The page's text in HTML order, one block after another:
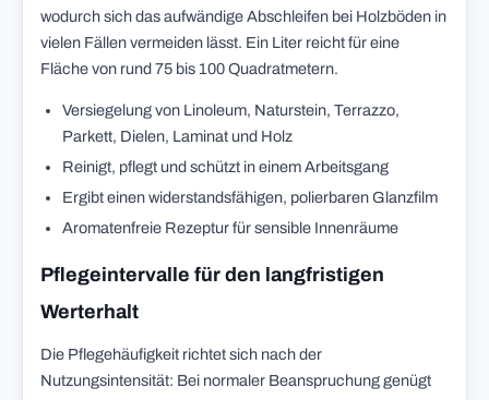
wodurch sich das aufwändige Abschleifen bei Holzböden in
vielen Fällen vermeiden lässt. Ein Liter reicht für eine
Fläche von rund 75 bis 100 Quadratmetern.
Versiegelung von Linoleum, Naturstein, Terrazzo,
Parkett, Dielen, Laminat und Holz
Reinigt, pflegt und schützt in einem Arbeitsgang
Ergibt einen widerstandsfähigen, polierbaren Glanzfilm
Aromatenfreie Rezeptur für sensible Innenräume
Pflegeintervalle für den langfristigen
Werterhalt
Die Pflegehäufigkeit richtet sich nach der
Nutzungsintensität: Bei normaler Beanspruchung genügt